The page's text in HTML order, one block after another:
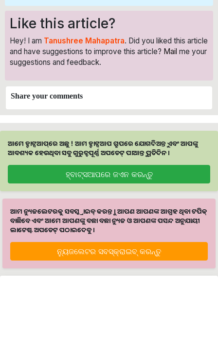
Like this article?
Hey! I am Tanushree Mahapatra. Did you liked this article
and have suggestions to improve this article? Mail me your
suggestions and feedback.
Share your comments
ଆମେ ହ୍ବାଟ୍ସଆପ୍‌ରେ ଅଛୁ ! ଆମ ହ୍ବାଟ୍ସଆପ ଗ୍ରୁପରେ ଯୋଗଦିଅନ୍ତୁ ଏବଂ ଆପଙ୍କୁ
ଆବଶ୍ୟକ ହେଉଥିବା ସବୁ ଗୁରୁତ୍ବପୂର୍ଣ୍ଣ ଅପଡେଟ୍‌ ପାଆନ୍ତୁ ପ୍ରତିଦିନ ।
ହ୍ବାଟ୍ସଆପରେ ଜଏନ କରନ୍ତୁ
ଆମ ନ୍ୟୁଜଲେଟରକୁ ସବସ୍କ୍ରାଇବ୍ କରନ୍ତୁ । ଆପଣ ଆପଣଙ୍କ ଆଗ୍ରହ ଥିବା ଟପିକ୍‌
ବାଛିବେ ଏବଂ ଆମେ ଆପଣଙ୍କୁ ବଛା ବଛା ନ୍ୟୁଜ ଓ ଆପଣଙ୍କ ପସନ୍ଦ ଅନୁଯାୟୀ
ଲାଟେଷ୍ଟ ଅପଡେଟ୍‌ ପଠାଇଦେବୁ ।
ନ୍ୟୁଜଲେଟର ସବସ୍କ୍ରାଇବ୍‌ କରନ୍ତୁ